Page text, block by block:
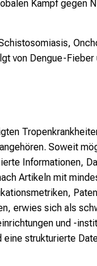
Kampf gegen
von Dengue-Fieber
Soweit
Informationen,
Artikeln mit
erwies sich als
und -
strukturierte